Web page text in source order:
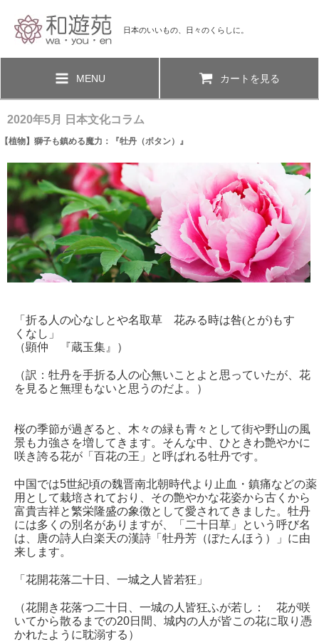
日本のいいもの、日々のくらしに。
MENU カートを見る
2020年5月 日本文化コラム
【植物】獅子も鎮める魔力：『牡丹（ボタン）』
「折る人の心なしとや名取草 花みる時は咎(とが)もす
くなし」
（顕仲 『蔵玉集』）
（訳：牡丹を手折る人の心無いことよと思っていたが、花
を見ると無理もないと思うのだよ。）
桜の季節が過ぎると、木々の緑も青々として街や野山の風
景も力強さを増してきます。そんな中、ひときわ艶やかに
咲き誇る花が「百花の王」と呼ばれる牡丹です。
中国では5世紀頃の魏晋南北朝時代より止血・鎮痛などの薬
用として栽培されており、その艶やかな花姿から古くから
富貴吉祥と繁栄隆盛の象徴として愛されてきました。牡丹
には多くの別名がありますが、「二十日草」という呼び名
は、唐の詩人白楽天の漢詩「牡丹芳（ぼたんほう）」に由
来します。
「花開花落二十日、一城之人皆若狂」
（花開き花落つ二十日、一城の人皆狂ふが若し： 花が咲
いてから散るまでの20日間、城内の人が皆この花に取り憑
かれたように耽溺する）